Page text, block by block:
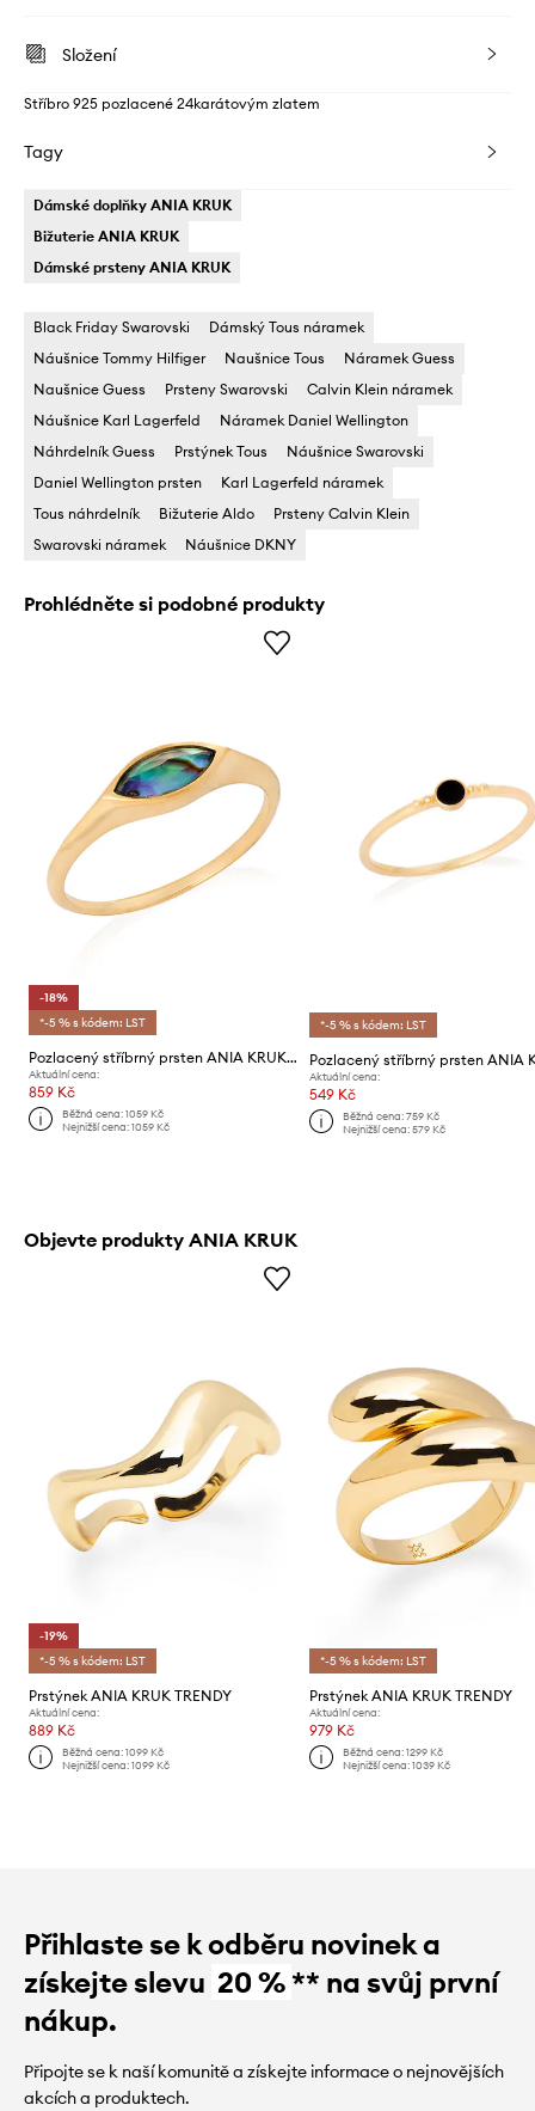
Složení
Stříbro 925 pozlacené 24karátovým zlatem
Tagy
Dámské doplňky ANIA KRUK
Bižuterie ANIA KRUK
Dámské prsteny ANIA KRUK
Black Friday Swarovski
Dámský Tous náramek
Náušnice Tommy Hilfiger
Naušnice Tous
Náramek Guess
Naušnice Guess
Prsteny Swarovski
Calvin Klein náramek
Náušnice Karl Lagerfeld
Náramek Daniel Wellington
Náhrdelník Guess
Prstýnek Tous
Náušnice Swarovski
Daniel Wellington prsten
Karl Lagerfeld náramek
Tous náhrdelník
Bižuterie Aldo
Prsteny Calvin Klein
Swarovski náramek
Náušnice DKNY
Prohlédněte si podobné produkty
-18%
*-5 % s kódem: LST
Pozlacený stříbrný prsten ANIA KRUK VINTAGE
Aktuální cena:
859 Kč
Běžná cena:1059 Kč
Nejnižší cena:1059 Kč
*-5 % s kódem: LST
Aktuální cena:
549 Kč
Běžná cena: 759 Kč
Nejnižší cena: 579 Kč
Objevte produkty ANIA KRUK
-19%
*-5 % s kódem: LST
Prstýnek ANIA KRUK TRENDY
Aktuální cena:
889 Kč
Běžná cena:1099 Kč
Nejnižší cena:1099 Kč
*-5 % s kódem: LST
Prstýnek ANIA KRUK TRENDY
Aktuální cena:
979 Kč
Běžná cena: 1299 Kč
Nejnižší cena: 1039 Kč
Přihlaste se k odběru novinek a
získejte slevu 20 %** na svůj první
nákup.
Připojte se k naší komunitě a získejte informace o nejnovějších
akcích a produktech.